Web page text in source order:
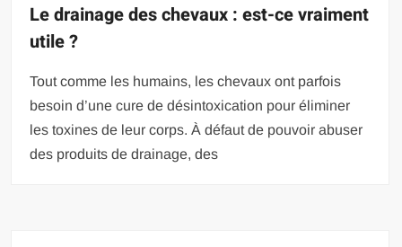
Le drainage des chevaux : est-ce vraiment
utile ?
Tout comme les humains, les chevaux ont parfois
besoin d’une cure de désintoxication pour éliminer
les toxines de leur corps. À défaut de pouvoir abuser
des produits de drainage, des